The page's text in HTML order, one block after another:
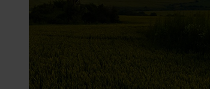
redes
que hayan